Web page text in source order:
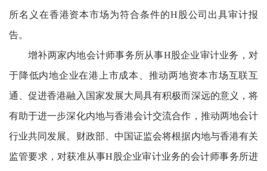
所名义在香港资本市场为符合条件的H股公司出具审计报
告。
增补两家内地会计师事务所从事H股企业审计业务，对
于降低内地企业在港上市成本、推动两地资本市场互联互
通、促进香港融入国家发展大局具有积极而深远的意义，将
有助于进一步深化内地与香港会计交流合作，推动两地会计
行业共同发展。财政部、中国证监会将根据内地与香港有关
监管要求，对获准从事H股企业审计业务的会计师事务所进